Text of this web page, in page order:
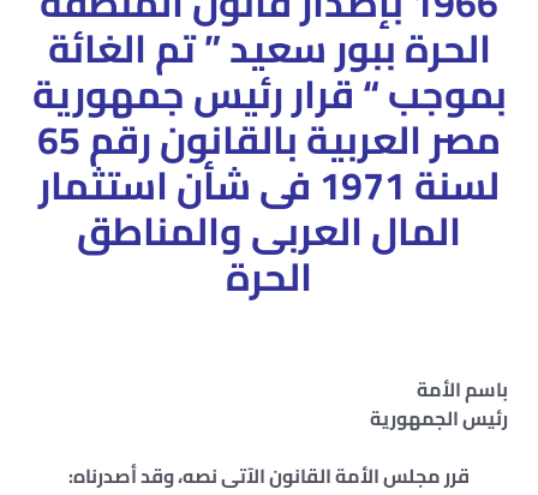
الحرة ببور سعيد” تم الغائة
بموجب “قرار رئيس جمهورية
مصر العربية بالقانون رقم 65
لسنة 1971 فى شأن استثمار
المال العربى والمناطق
الحرة
باسم الأمة
رئيس الجمهورية
قرر مجلس الأمة القانون الآتى نصه، وقد أصدرناه: